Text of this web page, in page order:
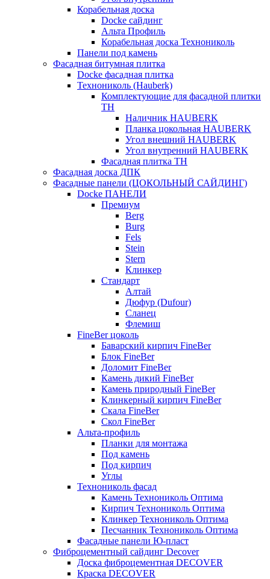
Корабельная доска
Docke сайдинг
Альта Профиль
Корабельная доска Технониколь
Панели под камень
Фасадная битумная плитка
Docke фасадная плитка
Технониколь (Hauberk)
Комплектующие для фасадной плитки
ТН
Наличник HAUBERK
Планка цокольная HAUBERK
Угол внешний HAUBERK
Угол внутренний HAUBERK
Фасадная плитка ТН
Фасадная доска ДПК
Фасадные панели (ЦОКОЛЬНЫЙ САЙДИНГ)
Docke ПАНЕЛИ
Премиум
Berg
Burg
Fels
Stein
Stern
Клинкер
Стандарт
Алтай
Дюфур (Dufour)
Сланец
Флемиш
FineBer цоколь
Баварский кирпич FineBer
Блок FineBer
Доломит FineBer
Камень дикий FineBer
Камень природный FineBer
Клинкерный кирпич FineBer
Скала FineBer
Скол FineBer
Альта-профиль
Планки для монтажа
Под камень
Под кирпич
Углы
Технониколь фасад
Камень Технониколь Оптима
Кирпич Технониколь Оптима
Клинкер Технониколь Оптима
Песчанник Технониколь Оптима
Фасадные панели Ю-пласт
Фиброцементный сайдинг Decover
Доска фиброцементная DECOVER
Краска DECOVER